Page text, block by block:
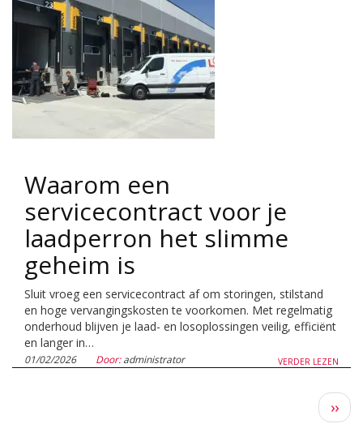
Waarom een
servicecontract voor je
laadperron het slimme
geheim is
Sluit vroeg een servicecontract af om storingen, stilstand
en hoge vervangingskosten te voorkomen. Met regelmatig
onderhoud blijven je laad- en losoplossingen veilig, efficiënt
en langer in…
VERDER LEZEN
01/02/2026 Door:administrator
››